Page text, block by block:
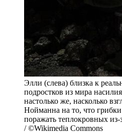
Элли (слева) близка к
подростков из мира
настолько же, насколько
Нойманна на то, что грибки
поражать теплокровных из-
/ ©Wikimedia Commons